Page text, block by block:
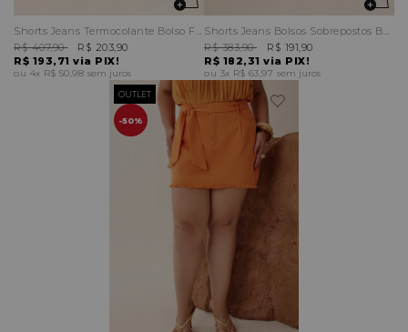
Shorts Jeans Termocolante Bolso Faixa
R$ 193,71 via PIX!
R$ 407,90 R$ 203,90
4x R$ 50,98 sem juros
Shorts Jeans Bolsos Sobrepostos Barra Italiana Cinto
R$ 182,31 via PIX!
R$ 383,90 R$ 191,90
3x R$ 63,97 sem juros
50%
OUTLET